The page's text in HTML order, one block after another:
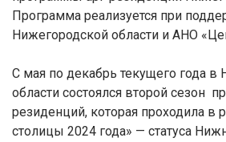
Программа реализуется при
Нижегородской области и АНО
С мая по декабрь текущего года в
области состоялся второй сезон
резиденций, которая проходила в
столицы 2024 года» — статуса